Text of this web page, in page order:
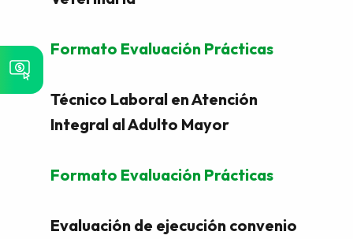
Formato Evaluación Prácticas
Técnico Laboral en Atención
Integral al Adulto Mayor
Formato Evaluación Prácticas
Evaluación de ejecución convenio